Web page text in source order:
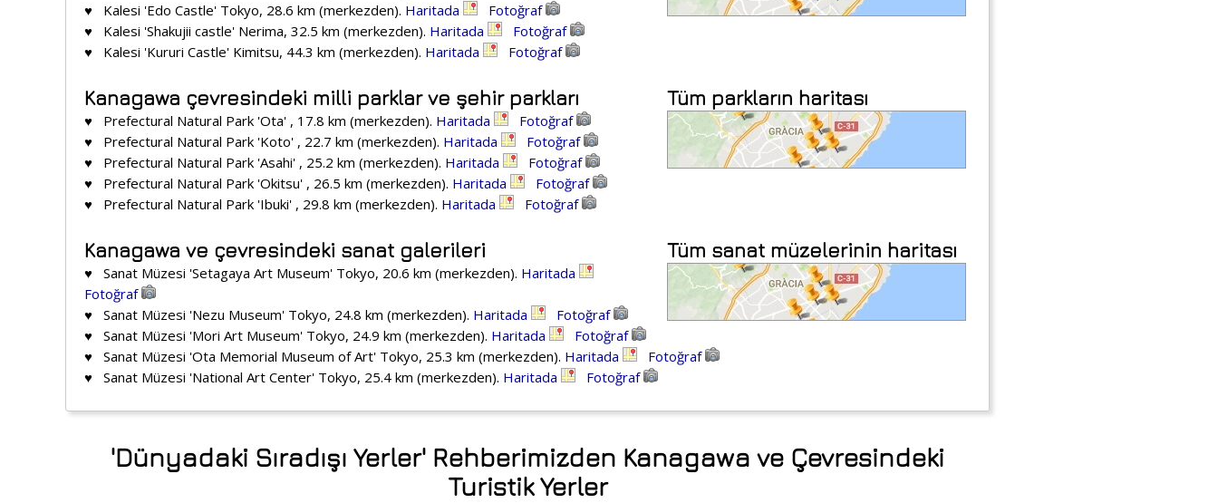
♥ Kalesi 'Edo Castle' Tokyo, 28.6 km (merkezden). Haritada
Fotoğraf
♥ Kalesi 'Shakujii castle' Nerima, 32.5 km (merkezden). Haritada
Fotoğraf
♥ Kalesi 'Kururi Castle' Kimitsu, 44.3 km (merkezden). Haritada Fotoğraf
Tüm parkların haritası
Kanagawa çevresindeki milli parklar ve şehir parkları
♥ Prefectural Natural Park 'Ota' , 17.8 km (merkezden). Haritada
Fotoğraf
♥ Prefectural Natural Park 'Koto' , 22.7 km (merkezden). Haritada
Fotoğraf
♥ Prefectural Natural Park 'Asahi' , 25.2 km (merkezden). Haritada
Fotoğraf
♥ Prefectural Natural Park 'Okitsu' , 26.5 km (merkezden). Haritada
Fotoğraf
♥ Prefectural Natural Park 'Ibuki' , 29.8 km (merkezden). Haritada Fotoğraf
Tüm sanat müzelerinin haritası
Kanagawa ve çevresindeki sanat galerileri
♥ Sanat Müzesi 'Setagaya Art Museum' Tokyo, 20.6 km (merkezden). Haritada
Fotoğraf
♥ Sanat Müzesi 'Nezu Museum' Tokyo, 24.8 km (merkezden). Haritada
Fotoğraf
♥ Sanat Müzesi 'Mori Art Museum' Tokyo, 24.9 km (merkezden). Haritada
Fotoğraf
♥ Sanat Müzesi 'Ota Memorial Museum of Art' Tokyo, 25.3 km (merkezden). Haritada
Fotoğraf
♥ Sanat Müzesi 'National Art Center' Tokyo, 25.4 km (merkezden). Haritada Fotoğraf
'Dünyadaki Sıradışı Yerler' Rehberimizden Kanagawa ve Çevresindeki
Turistik Yerler